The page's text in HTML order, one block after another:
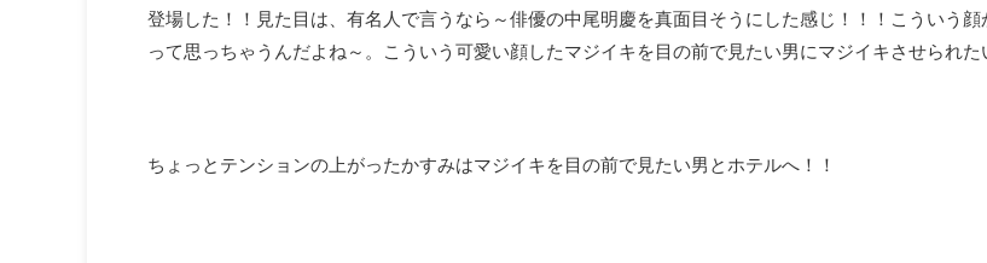
登場した！！見た目は、有名人で言うなら～俳優の中尾明慶を真面目そうにした感じ！！！こういう顔
って思っちゃうんだよね～。こういう可愛い顔したマジイキを目の前で見たい男にマジイキさせられた
ちょっとテンションの上がったかすみはマジイキを目の前で見たい男とホテルへ！！